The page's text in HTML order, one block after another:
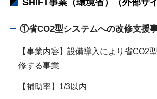
①省CO2型システムへの改修支援
【事業内容】設備導入により省CO2
修する事業
【補助率】1/3以内